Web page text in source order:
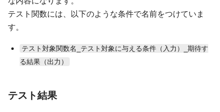
テスト関数には、以下のような条件で名前をつけていま
す。
テスト対象関数名_テスト対象に与える条件（入力）_期待す
る結果（出力）
テスト結果